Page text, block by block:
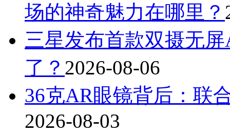
场的神奇魅力在哪里？
三星发布首款双摄无
了？ 2026-08-06
36克AR眼镜背后：联
2026-08-03